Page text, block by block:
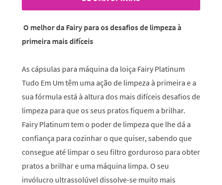
de
Read
185
Reviews.
Link
a
mesma
página.
O melhor da Fairy para os desafios de limpeza à
primeira mais difíceis
As cápsulas para máquina da loiça Fairy Platinum
Tudo Em Um têm uma ação de limpeza à primeira e a
sua fórmula está à altura dos mais difíceis desafios de
limpeza para que os seus pratos fiquem a brilhar.
Fairy Platinum tem o poder de limpeza que lhe dá a
confiança para cozinhar o que quiser, sabendo que
consegue até limpar o seu filtro gorduroso para obter
pratos a brilhar e uma máquina limpa. O seu
invólucro ultrassolúvel dissolve-se muito mais